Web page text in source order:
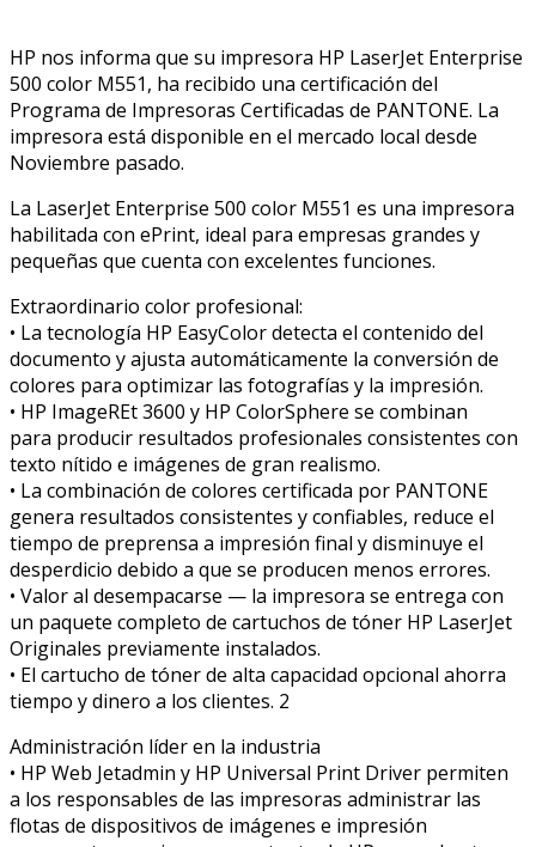
HP nos informa que su impresora HP LaserJet Enterprise
500 color M551, ha recibido una certificación del
Programa de Impresoras Certificadas de PANTONE. La
impresora está disponible en el mercado local desde
Noviembre pasado.
La LaserJet Enterprise 500 color M551 es una impresora
habilitada con ePrint, ideal para empresas grandes y
pequeñas que cuenta con excelentes funciones.
Extraordinario color profesional:
• La tecnología HP EasyColor detecta el contenido del
documento y ajusta automáticamente la conversión de
colores para optimizar las fotografías y la impresión.
• HP ImageREt 3600 y HP ColorSphere se combinan
para producir resultados profesionales consistentes con
texto nítido e imágenes de gran realismo.
• La combinación de colores certificada por PANTONE
genera resultados consistentes y confiables, reduce el
tiempo de preprensa a impresión final y disminuye el
desperdicio debido a que se producen menos errores.
• Valor al desempacarse — la impresora se entrega con
un paquete completo de cartuchos de tóner HP LaserJet
Originales previamente instalados.
• El cartucho de tóner de alta capacidad opcional ahorra
tiempo y dinero a los clientes. 2
Administración líder en la industria
• HP Web Jetadmin y HP Universal Print Driver permiten
a los responsables de las impresoras administrar las
flotas de dispositivos de imágenes e impresión